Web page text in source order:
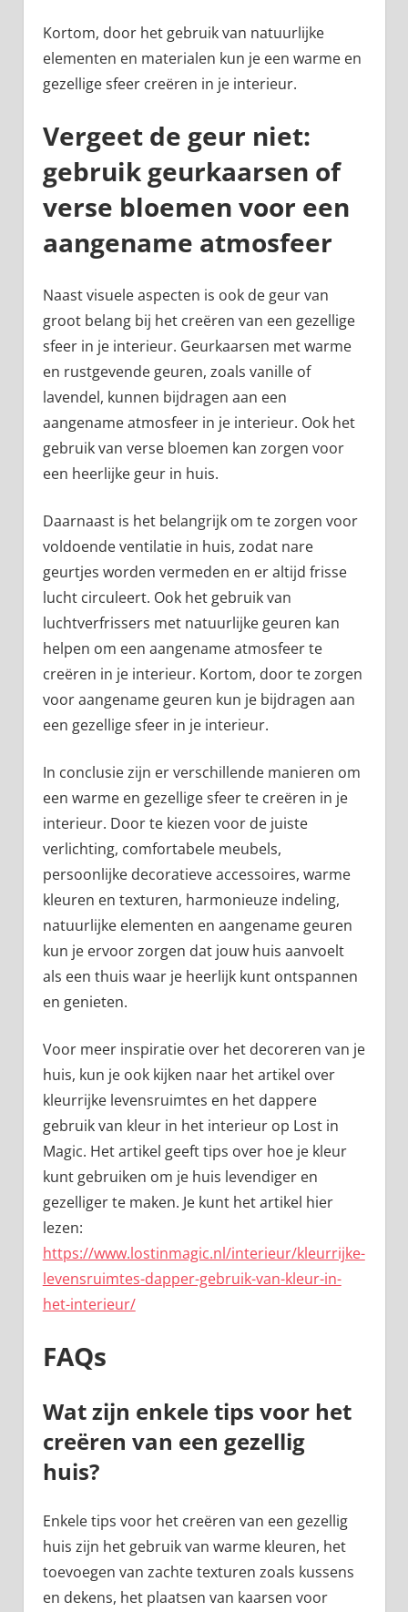
Kortom, door het gebruik van natuurlijke
elementen en materialen kun je een warme en
gezellige sfeer creëren in je interieur.
Vergeet de geur niet:
gebruik geurkaarsen of
verse bloemen voor een
aangename atmosfeer
Naast visuele aspecten is ook de geur van
groot belang bij het creëren van een gezellige
sfeer in je interieur. Geurkaarsen met warme
en rustgevende geuren, zoals vanille of
lavendel, kunnen bijdragen aan een
aangename atmosfeer in je interieur. Ook het
gebruik van verse bloemen kan zorgen voor
een heerlijke geur in huis.
Daarnaast is het belangrijk om te zorgen voor
voldoende ventilatie in huis, zodat nare
geurtjes worden vermeden en er altijd frisse
lucht circuleert. Ook het gebruik van
luchtverfrissers met natuurlijke geuren kan
helpen om een aangename atmosfeer te
creëren in je interieur. Kortom, door te zorgen
voor aangename geuren kun je bijdragen aan
een gezellige sfeer in je interieur.
In conclusie zijn er verschillende manieren om
een warme en gezellige sfeer te creëren in je
interieur. Door te kiezen voor de juiste
verlichting, comfortabele meubels,
persoonlijke decoratieve accessoires, warme
kleuren en texturen, harmonieuze indeling,
natuurlijke elementen en aangename geuren
kun je ervoor zorgen dat jouw huis aanvoelt
als een thuis waar je heerlijk kunt ontspannen
en genieten.
Voor meer inspiratie over het decoreren van je
huis, kun je ook kijken naar het artikel over
kleurrijke levensruimtes en het dappere
gebruik van kleur in het interieur op Lost in
Magic. Het artikel geeft tips over hoe je kleur
kunt gebruiken om je huis levendiger en
gezelliger te maken. Je kunt het artikel hier
lezen:
https://www.lostinmagic.nl/interieur/kleurrijke-
levensruimtes-dapper-gebruik-van-kleur-in-
het-interieur/
FAQs
Wat zijn enkele tips voor het
creëren van een gezellig
huis?
Enkele tips voor het creëren van een gezellig
huis zijn het gebruik van warme kleuren, het
toevoegen van zachte texturen zoals kussens
en dekens, het plaatsen van kaarsen voor